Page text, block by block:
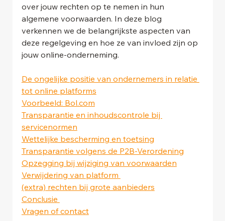
over jouw rechten op te nemen in hun
algemene voorwaarden. In deze blog
verkennen we de belangrijkste aspecten van
deze regelgeving en hoe ze van invloed zijn op
jouw online-onderneming.
De ongelijke positie van ondernemers in relatie
tot online platforms
Voorbeeld: Bol.com
Transparantie en inhoudscontrole bij
servicenormen
Wettelijke bescherming en toetsing
Transparantie volgens de P2B-Verordening
Opzegging bij wijziging van voorwaarden
Verwijdering van platform
(extra) rechten bij grote aanbieders
Conclusie
Vragen of contact